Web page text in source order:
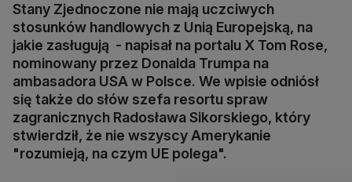
Stany Zjednoczone nie mają uczciwych
stosunków handlowych z Unią Europejską, na
jakie zasługują - napisał na portalu X Tom Rose,
nominowany przez Donalda Trumpa na
ambasadora USA w Polsce. We wpisie odniósł
się także do słów szefa resortu spraw
zagranicznych Radosława Sikorskiego, który
stwierdził, że nie wszyscy Amerykanie
"rozumieją, na czym UE polega".